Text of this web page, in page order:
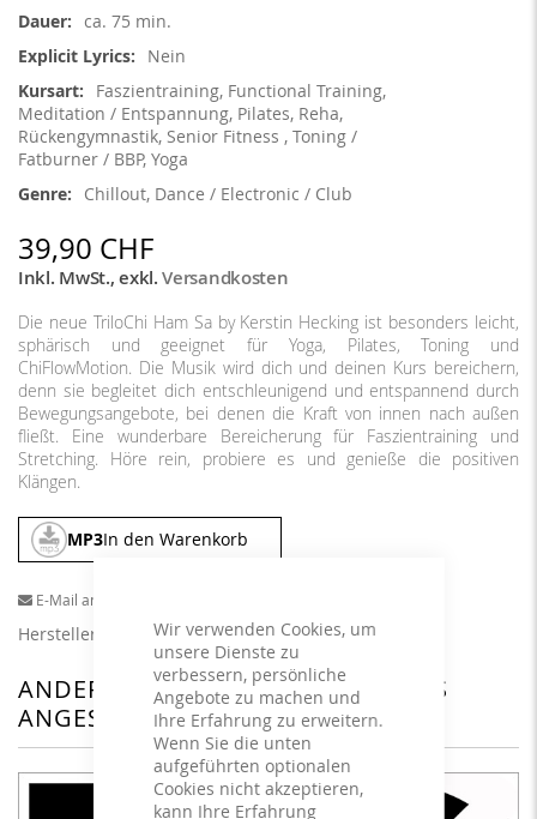
Wir verwenden Cookies, um
unsere Dienste zu
verbessern, persönliche
Angebote zu machen und
Ihre Erfahrung zu erweitern.
Wenn Sie die unten
aufgeführten optionalen
Cookies nicht akzeptieren,
kann Ihre Erfahrung
ca. 75 min.
Nein
Faszientraining, Functional Training,
Meditation / Entspannung, Pilates, Reha,
Rückengymnastik, Senior Fitness , Toning /
Fatburner / BBP, Yoga
Chillout, Dance / Electronic / Club
39,90 CHF
Inkl. MwSt.,exkl.Versandkosten
Die neue TriloChi Ham Sa by Kerstin Hecking ist besonders leicht,
sphärisch und geeignet für Yoga, Pilates, Toning und
ChiFlowMotion. Die Musik wird dich und deinen Kurs bereichern,
denn sie begleitet dich entschleunigend und entspannend durch
Bewegungsangebote, bei denen die Kraft von innen nach außen
fließt. Eine wunderbare Bereicherung für Faszientraining und
Stretching. Höre rein, probiere es und genieße die positiven
Klängen.
MP3In den Warenkorb
E-Mail an einen Freund
Herstellerangaben
ANDERE KUNDEN HABEN SICH DAS
ANGESEHEN